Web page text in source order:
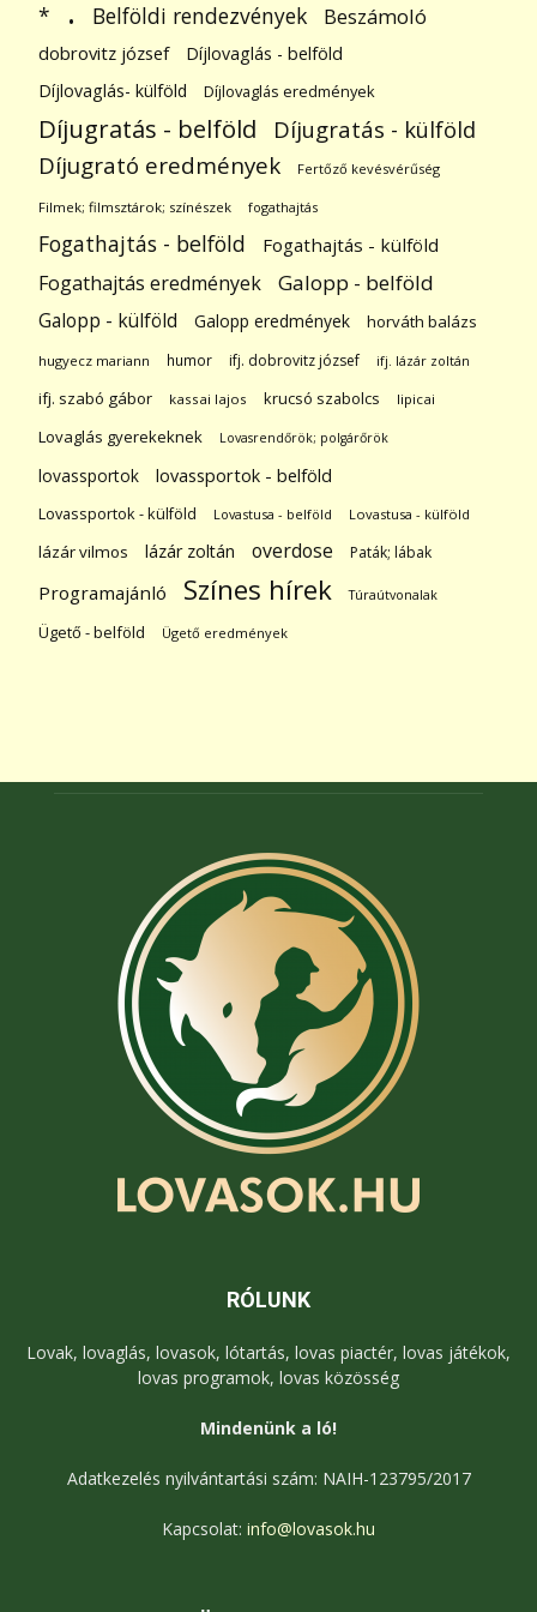
* . Belföldi rendezvények Beszámoló
dobrovitz józsef
Díjlovaglás - belföld
Díjlovaglás- külföld
Díjlovaglás eredmények
Díjugratás - belföld Díjugratás - külföld
Díjugrató eredmények Fertőző kevésvérűség
Filmek; filmsztárok; színészek fogathajtás
Fogathajtás - belföld Fogathajtás - külföld
Fogathajtás eredmények Galopp - belföld
Galopp - külföld Galopp eredmények horváth balázs
hugyecz mariann humor ifj. dobrovitz józsef ifj. lázár zoltán
ifj. szabó gábor kassai lajos krucsó szabolcs lipicai
Lovaglás gyerekeknek Lovasrendőrök; polgárőrök
lovassportok lovassportok - belföld
Lovassportok - külföld Lovastusa - belföld Lovastusa - külföld
lázár vilmos lázár zoltán overdose Paták; lábak
Programajánló Színes hírek Túraútvonalak
Ügető - belföld Ügető eredmények
RÓLUNK
Lovak, lovaglás, lovasok, lótartás, lovas piactér, lovas játékok,
lovas programok, lovas közösség
Mindenünk a ló!
Adatkezelés nyilvántartási szám: NAIH-123795/2017
Kapcsolat: info@lovasok.hu